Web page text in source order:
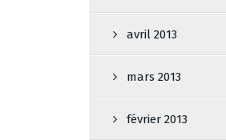
avril 2013
mars 2013
février 2013